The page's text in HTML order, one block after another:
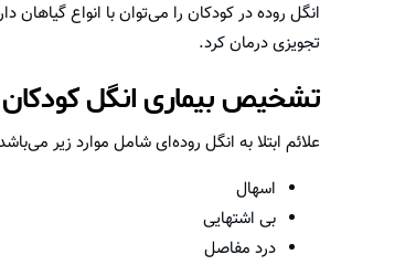
انگل روده در کودکان را می‌توان با انواع
تجویزی درمان کرد.
تشخیص بیماری انگل کودکان
علائم ابتلا به انگل روده‌ای شامل موارد زیر
اسهال
بی اشتهایی
درد مفاصل